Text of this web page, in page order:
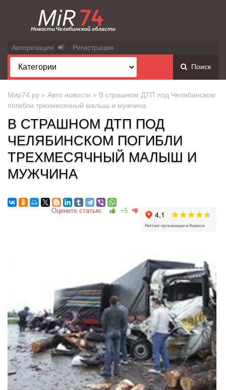
Авторизация Регистрация
Поиск
Мир74.ру » Авто новости » В страшном ДТП под Челябинском
погибли трехмесячный малыш и мужчина
В СТРАШНОМ ДТП ПОД
ЧЕЛЯБИНСКОМ ПОГИБЛИ
ТРЕХМЕСЯЧНЫЙ МАЛЫШ И
МУЖЧИНА
Оцените статью: +5